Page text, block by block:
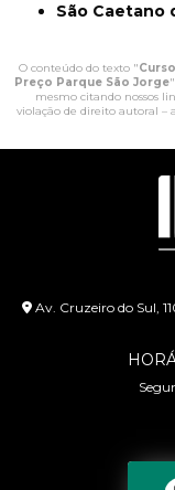
São Caetano
O conteúdo do texto "
Preço Parque São Jorge
mesmo citando nossos
violação de direito autoral –
Av. Cruzeiro do Sul,